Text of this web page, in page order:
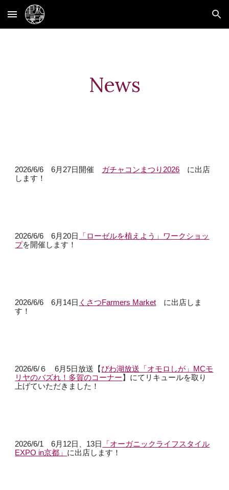
Skip to main content Skip to navigation
News
2026/6/6 6月27日開催 ガチャコンまつり2026 に出店
します！
2026/6/6 6月20日
「ローゼルを植えよう」ワークショッ
プを開催します！
2026/6/6 6月14日 くさつFarmers Market に出店しま
す！
2026/6/６ 6月5日放送【びわ湖放送「オモロしが」MCモ
リヤのバズれ！多賀のコーナー 】 にてリキュールを取り
上げていただきました！
2026/6/1 6月12日、13日
「オーガニックライフスタイル
EXPO in京都」 に出店します！